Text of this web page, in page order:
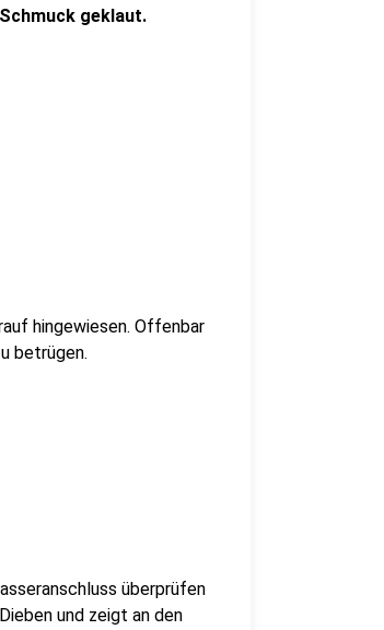
geklaut.
hingewiesen. Offenbar
betrügen.
überprüfen
und zeigt an den